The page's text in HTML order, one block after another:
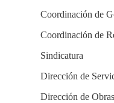
Coordinación de
Coordinación de
Sindicatura
Dirección de
Dirección de